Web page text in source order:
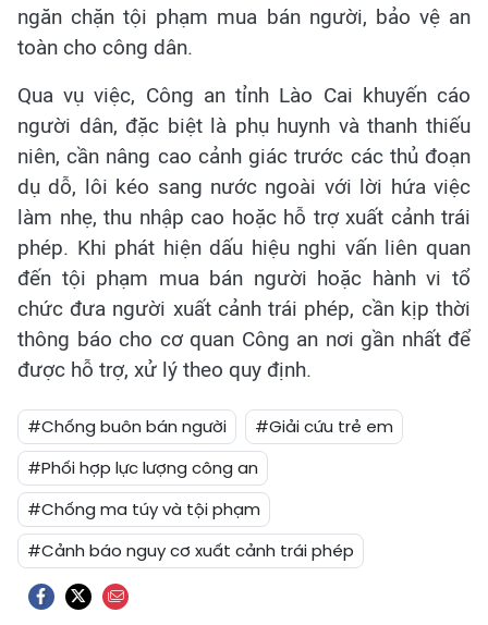
ngăn chặn tội phạm mua bán người, bảo vệ an
toàn cho công dân.
Qua vụ việc, Công an tỉnh Lào Cai khuyến cáo
người dân, đặc biệt là phụ huynh và thanh thiếu
niên, cần nâng cao cảnh giác trước các thủ đoạn
dụ dỗ, lôi kéo sang nước ngoài với lời hứa việc
làm nhẹ, thu nhập cao hoặc hỗ trợ xuất cảnh trái
phép. Khi phát hiện dấu hiệu nghi vấn liên quan
đến tội phạm mua bán người hoặc hành vi tổ
chức đưa người xuất cảnh trái phép, cần kịp thời
thông báo cho cơ quan Công an nơi gần nhất để
được hỗ trợ, xử lý theo quy định.
#Chống buôn bán người
#Giải cứu trẻ em
#Phối hợp lực lượng công an
#Chống ma túy và tội phạm
#Cảnh báo nguy cơ xuất cảnh trái phép